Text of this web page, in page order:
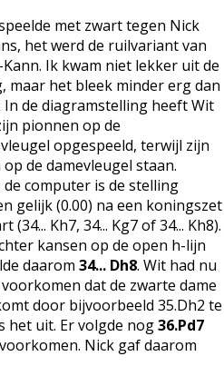
met zwart tegen Nick
het werd de ruilvariant van
Ik kwam niet lekker uit de
maar het bleek minder erg dan
In de diagramstelling heeft Wit
pionnen op de
opgespeeld, terwijl zijn
de damevleugel staan.
de computer is de stelling
gelijk (0.00) na een koningszet
(34... Kh7, 34... Kg7 of 34... Kh8).
kansen op de open h-lijn
daarom 34... Dh8. Wit had nu
dat de zwarte dame
door bijvoorbeeld 35.Dh2 te
het uit. Er volgde nog36.Pd7
Nick gaf daarom